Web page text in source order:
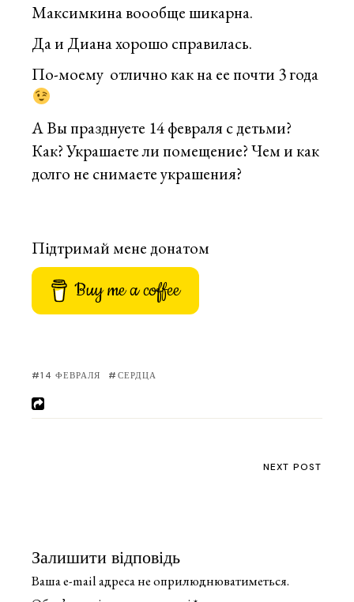
Максимкина воообще шикарна.
Да и Диана хорошо справилась.
По-моему отлично как на ее почти 3 года
А Вы празднуете 14 февраля с детьми?
Как? Украшаете ли помещение? Чем и как
долго не снимаете украшения?
Підтримай мене донатом
Buy me a coffee
14 ФЕВРАЛЯ СЕРДЦА
NEXT POST
Залишити відповідь
Ваша e-mail адреса не оприлюднюватиметься.